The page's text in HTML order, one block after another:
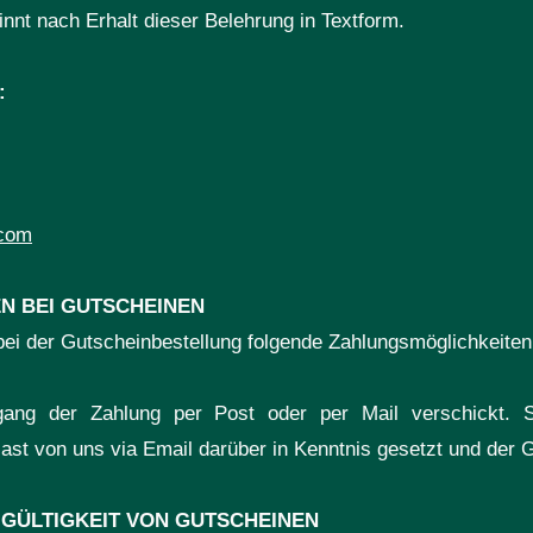
nach Erhalt dieser Belehrung in Textform.
BEI GUTSCHEINEN
der Gutscheinbestellung folgende
der Zahlung per Post oder per Mail verschickt.
von uns via Email darüber in Kenntnis gesetzt und der
VON GUTSCHEINEN